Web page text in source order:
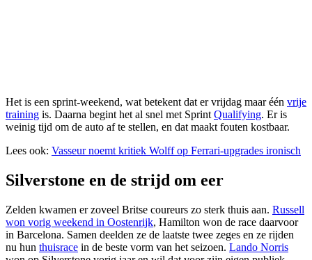
Het is een sprint-weekend, wat betekent dat er vrijdag maar één vrije
training is. Daarna begint het al snel met Sprint Qualifying. Er is
weinig tijd om de auto af te stellen, en dat maakt fouten kostbaar.
Lees ook: Vasseur noemt kritiek Wolff op Ferrari-upgrades ironisch
Silverstone en de strijd om eer
Zelden kwamen er zoveel Britse coureurs zo sterk thuis aan. Russell
won vorig weekend in Oostenrijk, Hamilton won de race daarvoor
in Barcelona. Samen deelden ze de laatste twee zeges en ze rijden
nu hun thuisrace in de beste vorm van het seizoen. Lando Norris